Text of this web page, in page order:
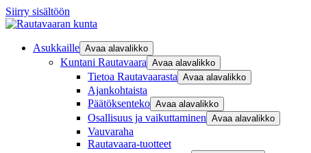
Siirry sisältöön
Asukkaille Avaa alavalikko
Kuntani Rautavaara Avaa alavalikko
Tietoa Rautavaarasta Avaa alavalikko
Ajankohtaista
Päätöksenteko Avaa alavalikko
Osallisuus ja vaikuttaminen Avaa alavalikko
Vauvaraha
Rautavaara-tuotteet